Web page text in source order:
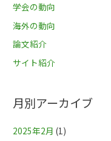
学会の動向
海外の動向
論文紹介
サイト紹介
月別アーカイブ
2025年2月 (1)